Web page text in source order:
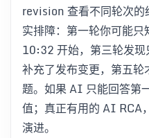
revision 查看不同轮次
实排障：第一轮你可能
10:32 开始，第三轮发
补充了发布变更，第五
题。如果 AI 只能回答第
值；真正有用的 AI RCA
演进。